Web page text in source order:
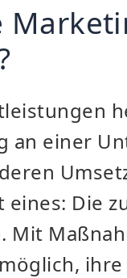
an einer
eines: Die